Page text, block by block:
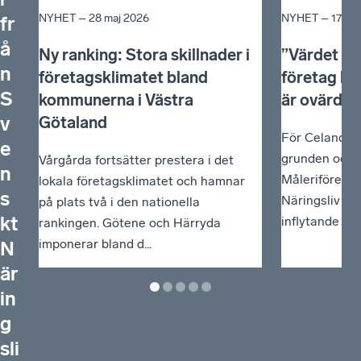
fr
å
n
S
v
e
n
s
kt
N
är
in
g
sli
NYHET –28 maj 2026
Ny ranking: Stora skillnader i
företagsklimatet bland
kommunerna i Västra
Götaland
Vårgårda fortsätter prestera i det
lokala företagsklimatet och hamnar
på plats två i den nationella
rankingen. Götene och Härryda
imponerar bland d...
NYHET –17
”Värdet
företag
är
För
grunden och
Näringsliv
inflytande i ...